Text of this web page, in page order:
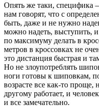
Опять же таки, специфика
нам говорят, что с
быть, даже и не нужно
можно надеть, выступить,
по максимуму делать в
метров в кроссовках не
это дистанция быстрая и
Но не злоупотреблять
ноги готовы к шиповкам,
возрасте все как-то
другому работает, и
и все замечательно.